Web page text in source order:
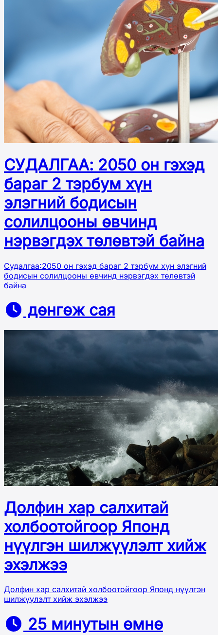
СУДАЛГАА: 2050 он гэхэд
бараг 2 тэрбум хүн
элэгний бодисын
солилцооны өвчинд
нэрвэгдэх төлөвтэй байна
Судалгаа:2050 он гэхэд бараг 2 тэрбум хүн элэгний
бодисын солилцооны өвчинд нэрвэгдэх төлөвтэй
байна
дөнгөж сая
Долфин хар салхитай
холбоотойгоор Японд
нүүлгэн шилжүүлэлт хийж
эхэлжээ
Долфин хар салхитай холбоотойгоор Японд нүүлгэн
шилжүүлэлт хийж эхэлжээ
25 минутын өмнө